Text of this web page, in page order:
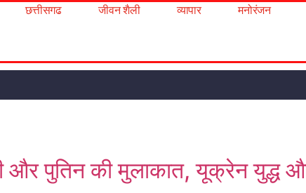
छत्तीसगढ जीवन शैली व्यापार मनोरंजन
और पुतिन की मुलाकात, यूक्रेन युद्ध